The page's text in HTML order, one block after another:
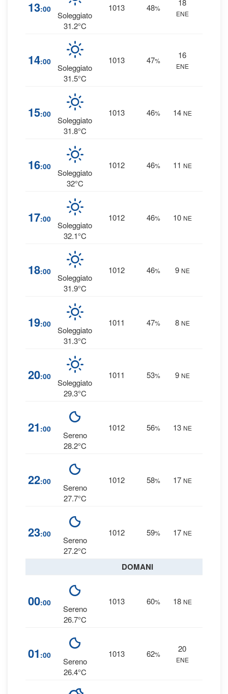
13:00
Soleggiato
31.2°C
1013 48%
18
ENE
14:00
Soleggiato
31.5°C
1013 47%
16
ENE
15:00
Soleggiato
31.8°C
1013 46% 14 NE
16:00
Soleggiato
32°C
1012 46% 11 NE
17:00
Soleggiato
32.1°C
1012 46% 10 NE
18:00
Soleggiato
31.9°C
1012 46% 9 NE
19:00
Soleggiato
31.3°C
1011 47% 8 NE
20:00
Soleggiato
29.3°C
1011 53% 9 NE
21 :00
Sereno
28.2°C
1012 56% 13 NE
22:00
Sereno
27.7°C
1012 58% 17 NE
23:00
Sereno
27.2°C
1012 59% 17 NE
DOMANI
00:00
Sereno
26.7°C
1013 60% 18 NE
01 :00
Sereno
26.4°C
1013 62%
20
ENE